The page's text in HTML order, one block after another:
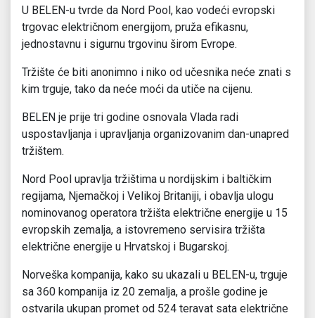
U BELEN-u tvrde da Nord Pool, kao vodeći evropski
trgovac električnom energijom, pruža efikasnu,
jednostavnu i sigurnu trgovinu širom Evrope.
Tržište će biti anonimno i niko od učesnika neće znati s
kim trguje, tako da neće moći da utiče na cijenu.
BELEN je prije tri godine osnovala Vlada radi
uspostavljanja i upravljanja organizovanim dan-unapred
tržištem.
Nord Pool upravlja tržištima u nordijskim i baltičkim
regijama, Njemačkoj i Velikoj Britaniji, i obavlja ulogu
nominovanog operatora tržišta električne energije u 15
evropskih zemalja, a istovremeno servisira tržišta
električne energije u Hrvatskoj i Bugarskoj.
Norveška kompanija, kako su ukazali u BELEN-u, trguje
sa 360 kompanija iz 20 zemalja, a prošle godine je
ostvarila ukupan promet od 524 teravat sata električne